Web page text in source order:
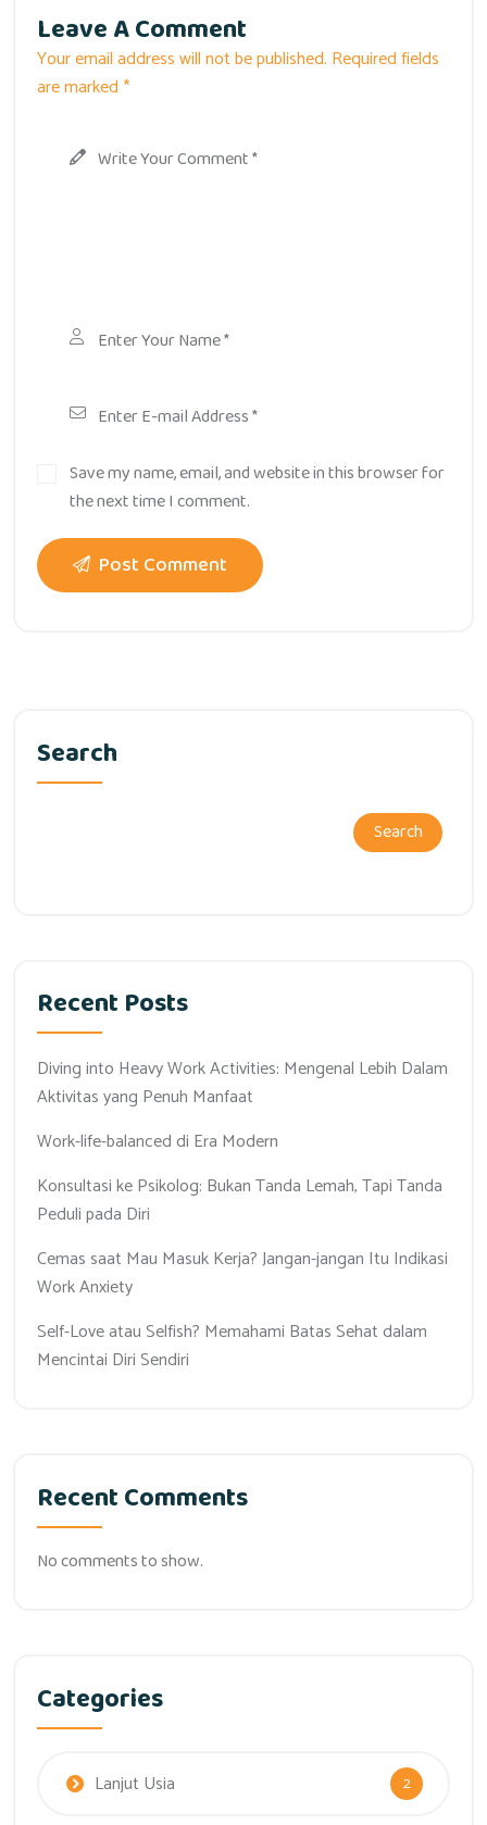
Leave A Comment
Your email address will not be published. Required fields
are marked *
Save my name, email, and website in this browser for
the next time I comment.
Post Comment
Search
Search
Recent Posts
Diving into Heavy Work Activities: Mengenal Lebih Dalam
Aktivitas yang Penuh Manfaat
Work-life-balanced di Era Modern
Konsultasi ke Psikolog: Bukan Tanda Lemah, Tapi Tanda
Peduli pada Diri
Cemas saat Mau Masuk Kerja? Jangan-jangan Itu Indikasi
Work Anxiety
Self-Love atau Selfish? Memahami Batas Sehat dalam
Mencintai Diri Sendiri
Recent Comments
No comments to show.
Categories
Lanjut Usia 2